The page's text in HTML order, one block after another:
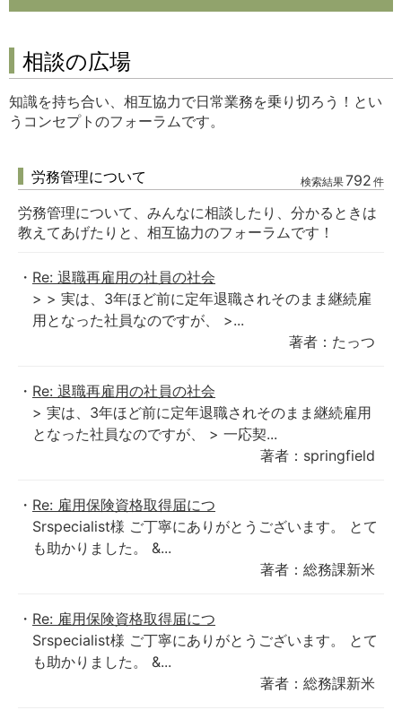
相談の広場
知識を持ち合い、相互協力で日常業務を乗り切ろう！とい
うコンセプトのフォーラムです。
労務管理について 検索結果792 件
労務管理について、みんなに相談したり、分かるときは
教えてあげたりと、相互協力のフォーラムです！
Re: 退職再雇用の社員の社会
> > 実は、3年ほど前に定年退職されそのまま継続雇
用となった社員なのですが、 >...
著者：たっつ
Re: 退職再雇用の社員の社会
> 実は、3年ほど前に定年退職されそのまま継続雇用
となった社員なのですが、 > 一応契...
著者：springfield
Re: 雇用保険資格取得届につ
Srspecialist様 ご丁寧にありがとうございます。 とて
も助かりました。 &...
著者：総務課新米
Re: 雇用保険資格取得届につ
Srspecialist様 ご丁寧にありがとうございます。 とて
も助かりました。 &...
著者：総務課新米